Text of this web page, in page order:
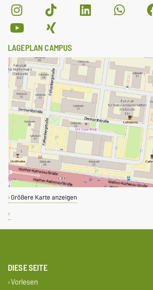
LAGEPLAN CAMPUS
Größere Karte anzeigen
DIESE SEITE
Vorlesen